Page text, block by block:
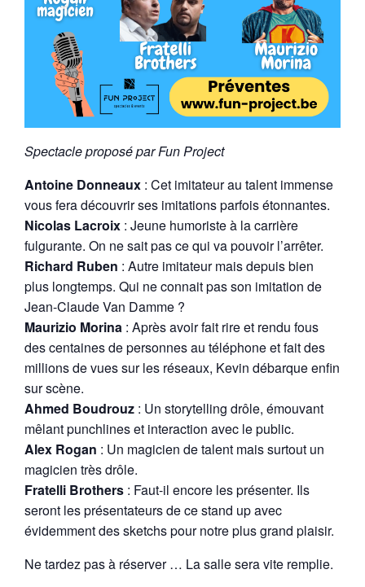
Spectacle proposé par Fun Project
Antoine Donneaux : Cet imitateur au talent immense
vous fera découvrir ses imitations parfois étonnantes.
Nicolas Lacroix : Jeune humoriste à la carrière
fulgurante. On ne sait pas ce qui va pouvoir l’arrêter.
Richard Ruben : Autre imitateur mais depuis bien
plus longtemps. Qui ne connait pas son imitation de
Jean-Claude Van Damme ?
Maurizio Morina : Après avoir fait rire et rendu fous
des centaines de personnes au téléphone et fait des
millions de vues sur les réseaux, Kevin débarque enfin
sur scène.
Ahmed Boudrouz : Un storytelling drôle, émouvant
mêlant punchlines et interaction avec le public.
Alex Rogan : Un magicien de talent mais surtout un
magicien très drôle.
Fratelli Brothers : Faut-il encore les présenter. Ils
seront les présentateurs de ce stand up avec
évidemment des sketchs pour notre plus grand plaisir.
Ne tardez pas à réserver … La salle sera vite remplie.